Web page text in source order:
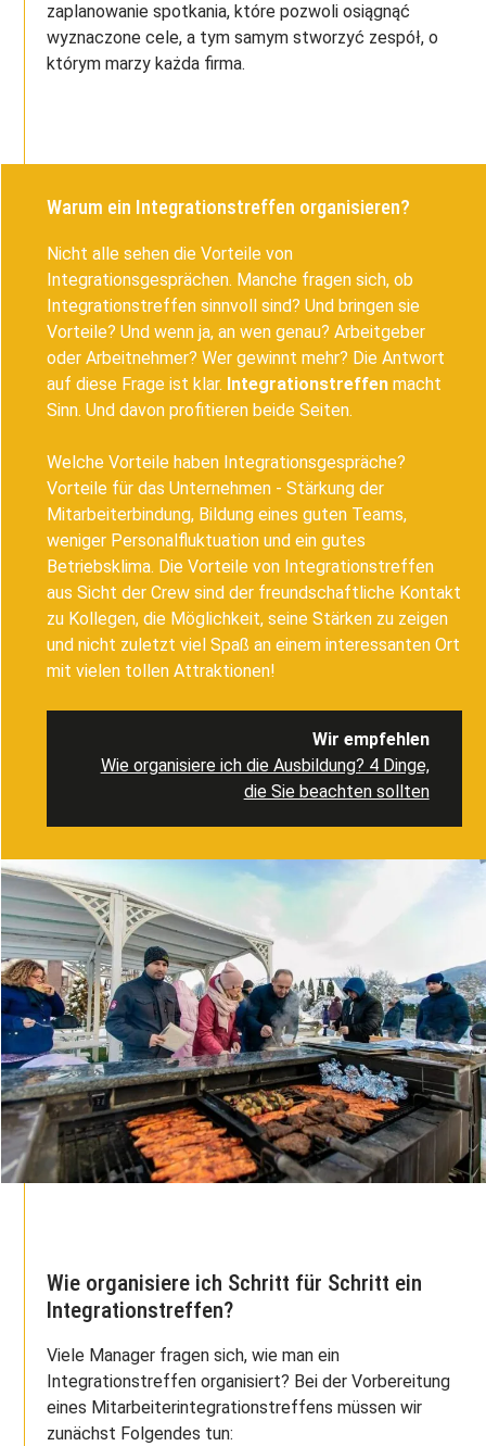
zaplanowanie spotkania, które pozwoli osiągnąć
wyznaczone cele, a tym samym stworzyć zespół, o
którym marzy każda firma.
Warum ein Integrationstreffen organisieren?
Nicht alle sehen die Vorteile von
Integrationsgesprächen. Manche fragen sich, ob
Integrationstreffen sinnvoll sind? Und bringen sie
Vorteile? Und wenn ja, an wen genau? Arbeitgeber
oder Arbeitnehmer? Wer gewinnt mehr? Die Antwort
auf diese Frage ist klar. Integrationstreffen macht
Sinn. Und davon profitieren beide Seiten.
Welche Vorteile haben Integrationsgespräche?
Vorteile für das Unternehmen - Stärkung der
Mitarbeiterbindung, Bildung eines guten Teams,
weniger Personalfluktuation und ein gutes
Betriebsklima. Die Vorteile von Integrationstreffen
aus Sicht der Crew sind der freundschaftliche Kontakt
zu Kollegen, die Möglichkeit, seine Stärken zu zeigen
und nicht zuletzt viel Spaß an einem interessanten Ort
mit vielen tollen Attraktionen!
Wir empfehlen
Wie organisiere ich die Ausbildung? 4 Dinge,
die Sie beachten sollten
Wie organisiere ich Schritt für Schritt ein
Integrationstreffen?
Viele Manager fragen sich, wie man ein
Integrationstreffen organisiert? Bei der Vorbereitung
eines Mitarbeiterintegrationstreffens müssen wir
zunächst Folgendes tun: